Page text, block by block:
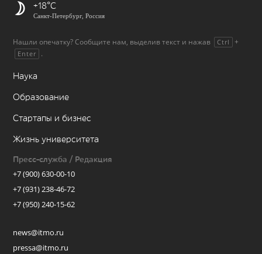
+18
Санкт-Петербург, Россия
Нашли опечатку? Сообщите нам, выделив текст и нажав Ctrl +
Enter .
Наука
Образование
Стартапы и бизнес
Жизнь университета
Пресс-служба / Редакция
+7 (900) 630-00-10
+7 (931) 238-46-72
+7 (950) 240-15-62
news@itmo.ru
pressa@itmo.ru